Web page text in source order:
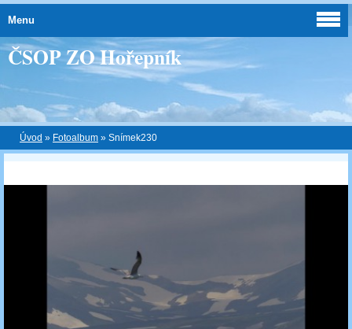
ČSOP ZO Hořepník
Úvod » Fotoalbum » Snímek230
Menu